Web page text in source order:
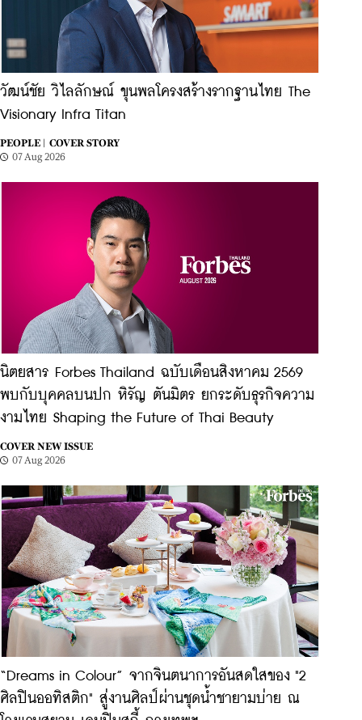
วัฒน์ชัย วิไลลักษณ์ ขุนพลโครงสร้างรากฐานไทย The
Visionary Infra Titan
PEOPLE |
COVER STORY
07 Aug 2026
นิตยสาร Forbes Thailand ฉบับเดือนสิงหาคม 2569
พบกับบุคคลบนปก หิรัญ ตันมิตร ยกระดับธุรกิจความ
งามไทย Shaping the Future of Thai Beauty
COVER NEW ISSUE
07 Aug 2026
“Dreams in Colour” จากจินตนาการอันสดใสของ "2
ศิลปินออทิสติก" สู่งานศิลป์ผ่านชุดน้ำชายามบ่าย ณ